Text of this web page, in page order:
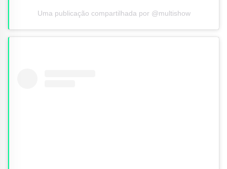
Uma publicação compartilhada por @multishow